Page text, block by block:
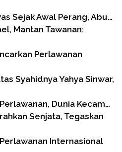
Sejak Awal Perang, Abu…
Mantan Tawanan:
Perlawanan
Syahidnya Yahya Sinwar,
Dunia Kecam…
Senjata, Tegaskan
Internasional